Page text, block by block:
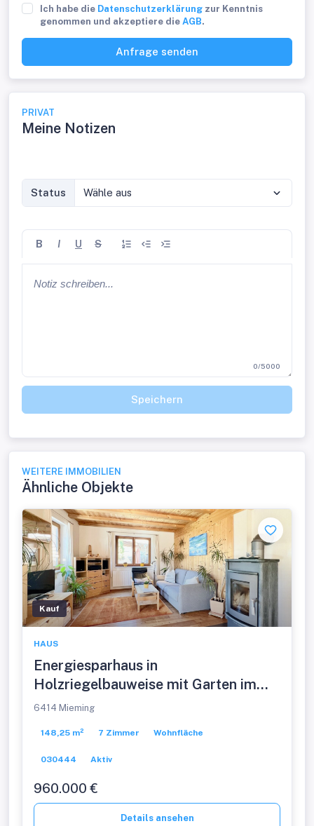
Ich habe die Datenschutzerklärung zur Kenntnis
genommen und akzeptiere die AGB.
Anfrage senden
PRIVAT
Meine Notizen
Status Wähle aus
B I U S
0/5000
Speichern
WEITERE IMMOBILIEN
Ähnliche Objekte
Kauf
HAUS
Energiesparhaus in
Holzriegelbauweise mit Garten im
Mieming
6414 Mieming
148,25 m² 7 Zimmer Wohnfläche
030444 Aktiv
960.000 €
Details ansehen